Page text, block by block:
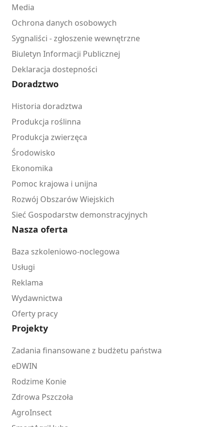
Media
Ochrona danych osobowych
Sygnaliści - zgłoszenie wewnętrzne
Biuletyn Informacji Publicznej
Deklaracja dostepności
Doradztwo
Historia doradztwa
Produkcja roślinna
Produkcja zwierzęca
Środowisko
Ekonomika
Pomoc krajowa i unijna
Rozwój Obszarów Wiejskich
Sieć Gospodarstw demonstracyjnych
Nasza oferta
Baza szkoleniowo-noclegowa
Usługi
Reklama
Wydawnictwa
Oferty pracy
Projekty
Zadania finansowane z budżetu państwa
eDWIN
Rodzime Konie
Zdrowa Pszczoła
AgroInsect